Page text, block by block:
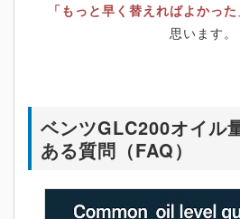
「もっと早く替えればよかった
思います。
ベンツGLC200オイル
ある質問（FAQ）